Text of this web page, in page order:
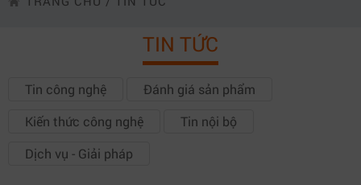
TIN TỨC
Tin công nghệ
Đánh giá sản phẩm
Kiến thức công nghệ
Tin nội bộ
Dịch vụ - Giải pháp